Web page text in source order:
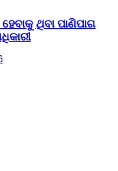
ଥିବା ପାଣିପାଗ